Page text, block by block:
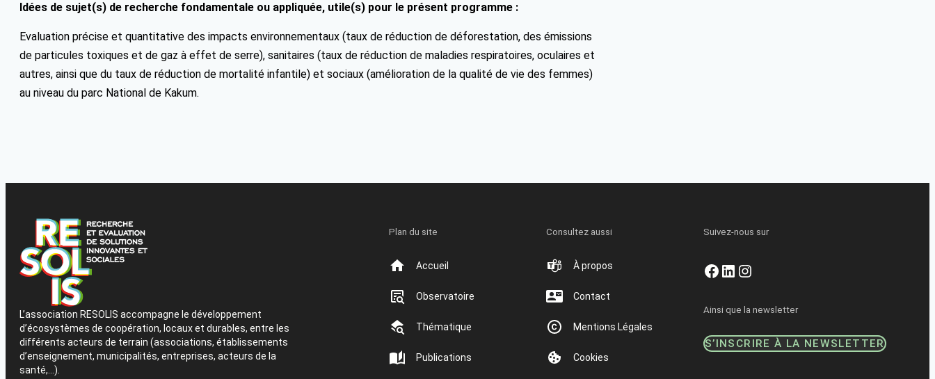
Idées de sujet(s) de recherche fondamentale ou appliquée, utile(s) pour le présent programme :
Evaluation précise et quantitative des impacts environnementaux (taux de réduction de déforestation, des émissions
de particules toxiques et de gaz à effet de serre), sanitaires (taux de réduction de maladies respiratoires, oculaires et
autres, ainsi que du taux de réduction de mortalité infantile) et sociaux (amélioration de la qualité de vie des femmes)
au niveau du parc National de Kakum.
L’association RESOLIS accompagne le développement
d’écosystèmes de coopération, locaux et durables, entre les
différents acteurs de terrain (associations, établissements
d’enseignement, municipalités, entreprises, acteurs de la
santé,…).
Plan du site
Accueil
Observatoire
Thématique
Publications
Consultez aussi
À propos
Contact
Mentions Légales
Cookies
Suivez-nous sur
Facebook
LinkedIn
Instagram
Ainsi que la newsletter
S’INSCRIRE À LA NEWSLETTER